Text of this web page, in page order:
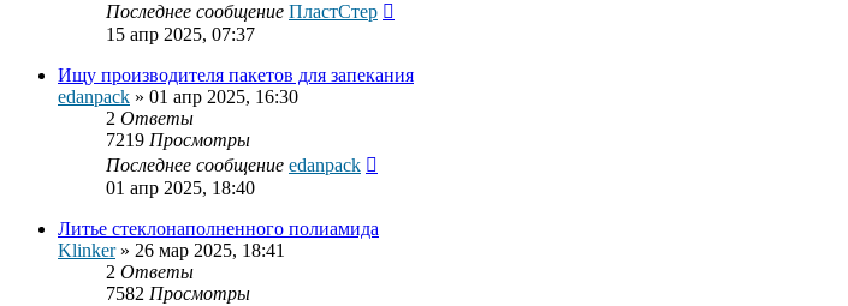
Последнее сообщение ПластСтер
15 апр 2025, 07:37
Ищу производителя пакетов для запекания
edanpack » 01 апр 2025, 16:30
2 Ответы
7219 Просмотры
Последнее сообщение edanpack
01 апр 2025, 18:40
Литье стеклонаполненного полиамида
Klinker» 26 мар 2025, 18:41
2 Ответы
7582 Просмотры